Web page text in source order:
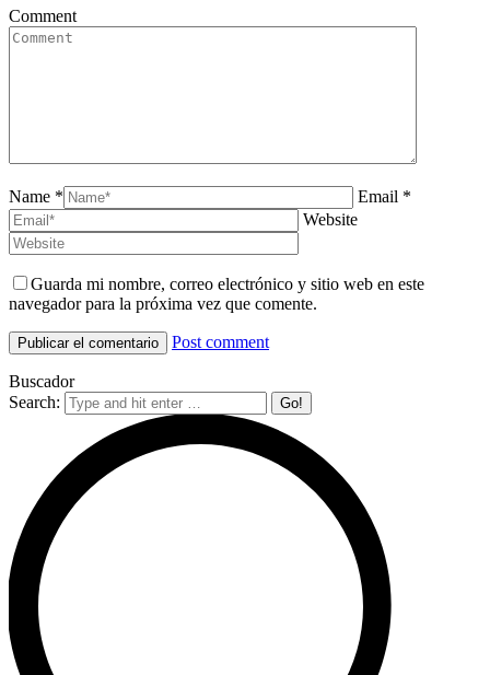
Comment
Name *
Email *
Website
Guarda mi nombre, correo electrónico y sitio web en este
navegador para la próxima vez que comente.
Post comment
Buscador
Search: